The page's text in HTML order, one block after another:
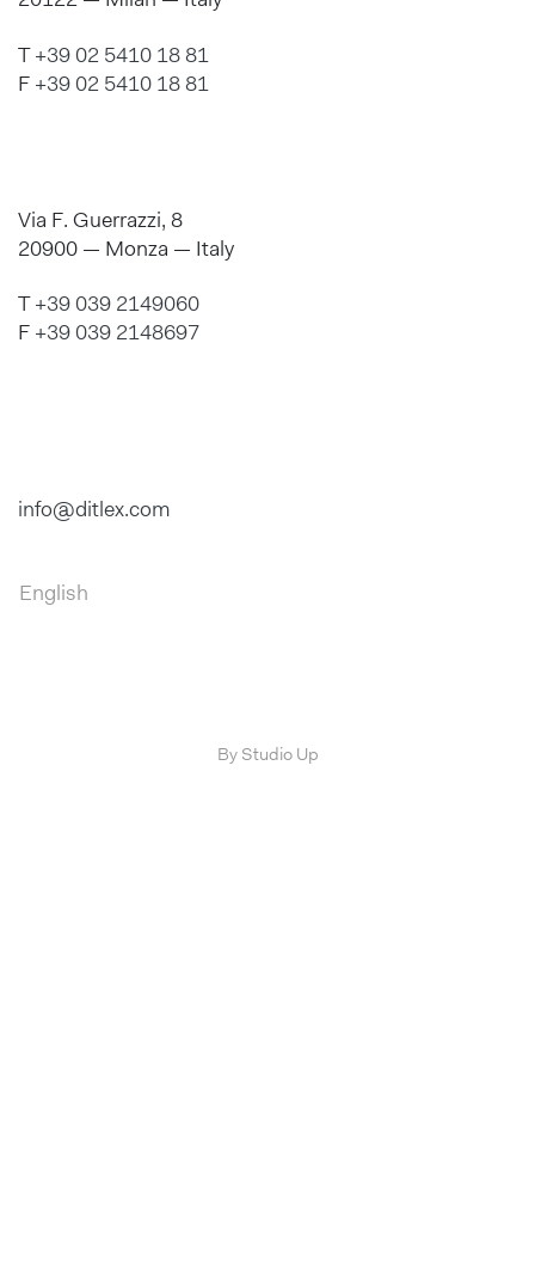
T+39 02 5410 18 81
F +39 02 5410 18 81
Via F. Guerrazzi, 8
20900 — Monza — Italy
T+39 039 2149060
F +39 039 2148697
info@ditlex.com
English
By Studio Up